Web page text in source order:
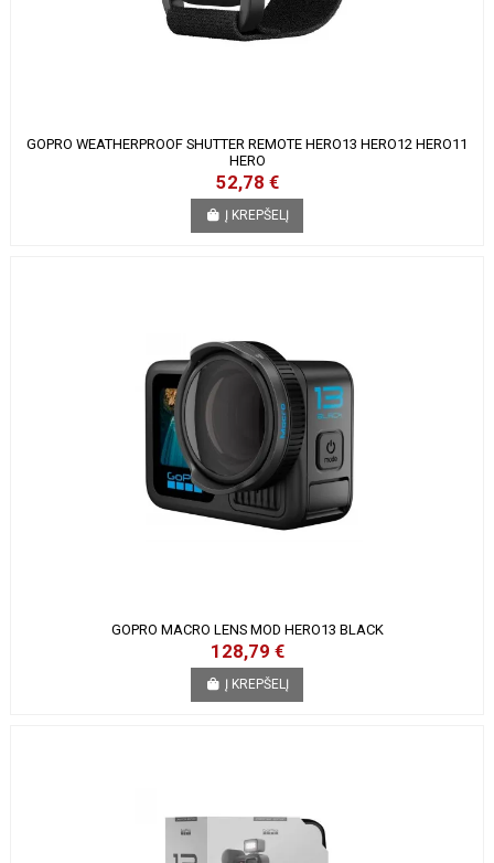
GOPRO WEATHERPROOF SHUTTER REMOTE HERO13 HERO12 HERO11
HERO
52,78 €
Į KREPŠELĮ
GOPRO MACRO LENS MOD HERO13 BLACK
128,79 €
Į KREPŠELĮ